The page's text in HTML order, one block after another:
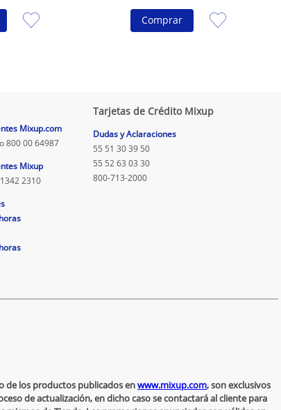
Comprar
Mixup.com
800 00 64987
Mixup
2310
Tarjetas de Crédito Mixup
Dudas y Aclaraciones
55 51 30 39 50
55 52 63 03 30
800-713-2000
de los productos publicados enwww.mixup.com, son exclusivos
de actualización, en dicho caso se contactará al cliente para